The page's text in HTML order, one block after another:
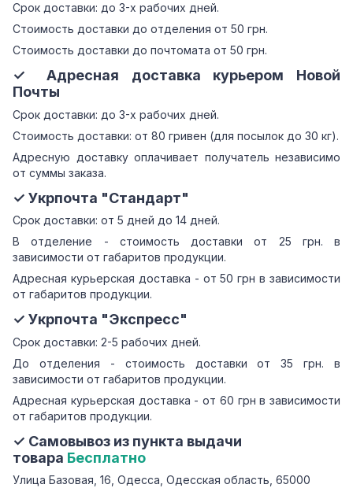
Срок доставки: до 3-х рабочих дней.
Стоимость доставки до отделения от 50 грн.
Стоимость доставки до почтомата от 50 грн.
✓ Адресная доставка курьером Новой
Почты
Срок доставки: до 3-х рабочих дней.
Стоимость доставки: от 80 гривен (для посылок до 30 кг).
Адресную доставку оплачивает получатель независимо
от суммы заказа.
✓ Укрпочта "Стандарт"
Срок доставки: от 5 дней до 14 дней.
В отделение - стоимость доставки от 25 грн. в
зависимости от габаритов продукции.
Адресная курьерская доставка - от 50 грн в зависимости
от габаритов продукции.
✓ Укрпочта "Экспресс"
Срок доставки: 2-5 рабочих дней.
До отделения - стоимость доставки от 35 грн. в
зависимости от габаритов продукции.
Адресная курьерская доставка - от 60 грн в зависимости
от габаритов продукции.
✓ Самовывоз из пункта выдачи
товара Бесплатно
Улица Базовая, 16, Одесса, Одесская область, 65000